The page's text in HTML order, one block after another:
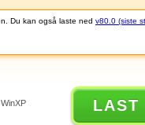
Du kan også laste ned v80.0 (siste
LAST